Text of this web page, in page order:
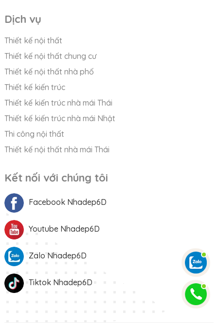
Dịch vụ
Thiết kế nội thất
Thiết kế nội thất chung cư
Thiết kế nội thất nhà phố
Thiết kế kiến trúc
Thiết kế kiến trúc nhà mái Thái
Thiết kế kiến trúc nhà mái Nhật
Thi công nội thất
Thiết kế nội thất nhà mái Thái
Kết nối với chúng tôi
Facebook Nhadep6D
Youtube Nhadep6D
Zalo Nhadep6D
Tiktok Nhadep6D